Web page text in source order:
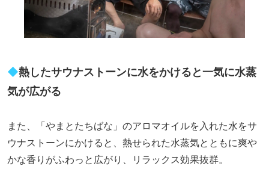
◆熱したサウナストーンに水をかけると一気に水蒸
気が広がる
また、「やまとたちばな」のアロマオイルを入れた水をサ
ウナストーンにかけると、熱せられた水蒸気とともに爽や
かな香りがふわっと広がり、リラックス効果抜群。